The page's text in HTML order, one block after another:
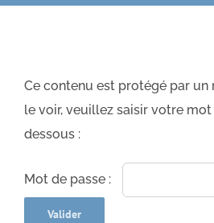
Ce contenu est protégé par un
le voir, veuillez saisir votre
dessous :
Mot de passe :